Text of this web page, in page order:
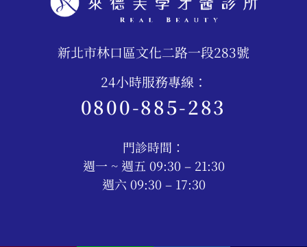
新北市林口區文化二路一段283號
24小時服務專線：
0800-885-283
門診時間：
週一 ~ 週五 09:30 – 21:30
週六 09:30 – 17:30